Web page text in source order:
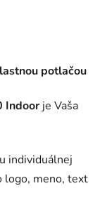
potlačou
Indoor je Vaša
individuálnej
logo, meno, text